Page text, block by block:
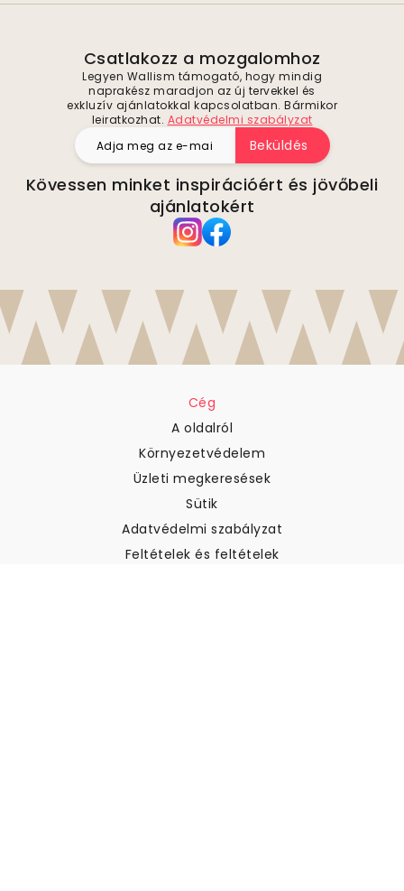
Csatlakozz a mozgalomhoz
Legyen Wallism támogató, hogy mindig
naprakész maradjon az új tervekkel és
exkluzív ajánlatokkal kapcsolatban. Bármikor
leiratkozhat. Adatvédelmi szabályzat
Beküldés
Kövessen minket inspirációért és jövőbeli
ajánlatokért
Cég
A oldalról
Környezetvédelem
Üzleti megkeresések
Sütik
Adatvédelmi szabályzat
Feltételek és feltételek